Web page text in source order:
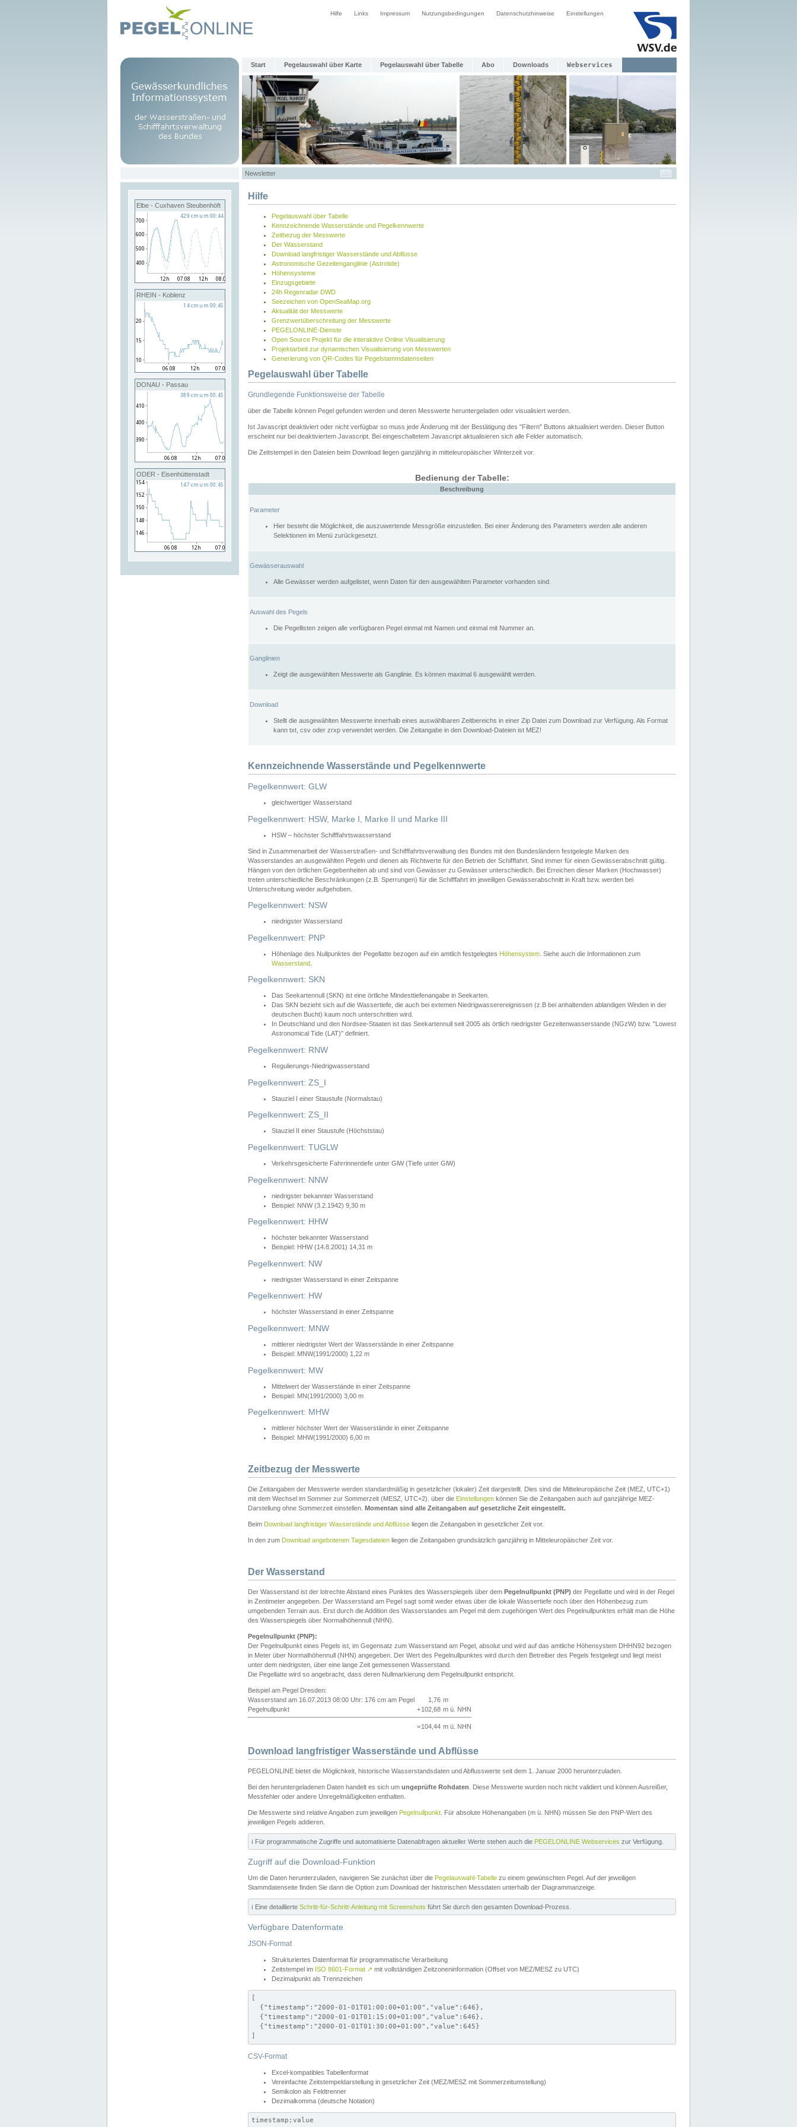
Hilfe Links Impressum Nutzungsbedingungen Datenschutzhinweise Einstellungen
Start Pegelauswahl über Karte Pegelauswahl über Tabelle Abo Downloads Webservices
Newsletter
Elbe - Cuxhaven Steubenhöft
RHEIN - Koblenz
DONAU - Passau
ODER - Eisenhüttenstadt
Hilfe
Pegelauswahl über Tabelle
Kennzeichnende Wasserstände und Pegelkennwerte
Zeitbezug der Messwerte
Der Wasserstand
Download langfristiger Wasserstände und Abflüsse
Astronomische Gezeitenganglinie (Astrotide)
Höhensysteme
Einzugsgebiete
24h Regenradar DWD
Seezeichen von OpenSeaMap.org
Aktualität der Messwerte
Grenzwertüberschreitung der Messwerte
PEGELONLINE-Dienste
Open Source Projekt für die interaktive Online Visualisierung
Projektarbeit zur dynamischen Visualisierung von Messwerten
Generierung von QR-Codes für Pegelstammdatenseiten
Pegelauswahl über Tabelle
Grundlegende Funktionsweise der Tabelle
über die Tabelle können Pegel gefunden werden und deren Messwerte heruntergeladen oder visualisiert werden.
Ist Javascript deaktiviert oder nicht verfügbar so muss jede Änderung mit der Bestätigung des "Filtern" Buttons aktualisiert werden. Dieser Button
erscheint nur bei deaktiviertem Javascript. Bei eingeschaltetem Javascript aktualisieren sich alle Felder automatisch.
Die Zeitstempel in den Dateien beim Download liegen ganzjährig in mitteleuropäischer Winterzeit vor.
Bedienung der Tabelle:
Beschreibung
Parameter
Hier besteht die Möglichkeit, die auszuwertende Messgröße einzustellen. Bei einer Änderung des Parameters werden alle anderen
Selektionen im Menü zurückgesetzt.
Gewässerauswahl
Alle Gewässer werden aufgelistet, wenn Daten für den ausgewählten Parameter vorhanden sind.
Auswahl des Pegels
Die Pegellisten zeigen alle verfügbaren Pegel einmal mit Namen und einmal mit Nummer an.
Ganglinien
Zeigt die ausgewählten Messwerte als Ganglinie. Es können maximal 6 ausgewählt werden.
Download
Stellt die ausgewählten Messwerte innerhalb eines auswählbaren Zeitbereichs in einer Zip Datei zum Download zur Verfügung. Als Format
kann txt, csv oder zrxp verwendet werden. Die Zeitangabe in den Download-Dateien ist MEZ!
Kennzeichnende Wasserstände und Pegelkennwerte
Pegelkennwert: GLW
gleichwertiger Wasserstand
Pegelkennwert: HSW, Marke I, Marke II und Marke III
HSW – höchster Schifffahrtswasserstand
Sind in Zusammenarbeit der Wasserstraßen- und Schifffahrtsverwaltung des Bundes mit den Bundesländern festgelegte Marken des
Wasserstandes an ausgewählten Pegeln und dienen als Richtwerte für den Betrieb der Schifffahrt. Sind immer für einen Gewässerabschnitt gültig.
Hängen von den örtlichen Gegebenheiten ab und sind von Gewässer zu Gewässer unterschiedlich. Bei Erreichen dieser Marken (Hochwasser)
treten unterschiedliche Beschränkungen (z.B. Sperrungen) für die Schifffahrt im jeweiligen Gewässerabschnitt in Kraft bzw. werden bei
Unterschreitung wieder aufgehoben.
Pegelkennwert: NSW
niedrigster Wasserstand
Pegelkennwert: PNP
Höhenlage des Nullpunktes der Pegellatte bezogen auf ein amtlich festgelegtes Höhensystem . Siehe auch die Informationen zum
Wasserstand
Pegelkennwert: SKN
Das Seekartennull (SKN) ist eine örtliche Mindesttiefenangabe in Seekarten.
Das SKN bezieht sich auf die Wassertiefe, die auch bei extemen Niedrigwasserereignissen (z.B bei anhaltenden ablandigen Winden in der
deutschen Bucht) kaum noch unterschritten wird.
In Deutschland und den Nordsee-Staaten ist das Seekartennull seit 2005 als örtlich niedrigster Gezeitenwasserstande (NGzW) bzw. "Lowest
Astronomical Tide (LAT)" definiert.
Pegelkennwert: RNW
Regulierungs-Niedrigwasserstand
Pegelkennwert: ZS_I
Stauziel I einer Staustufe (Normalstau)
Pegelkennwert: ZS_II
Stauziel II einer Staustufe (Höchststau)
Pegelkennwert: TUGLW
Verkehrsgesicherte Fahrrinnentiefe unter GlW (Tiefe unter GlW)
Pegelkennwert: NNW
niedrigster bekannter Wasserstand
Beispiel: NNW (3.2.1942) 9,30 m
Pegelkennwert: HHW
höchster bekannter Wasserstand
Beispiel: HHW (14.8.2001) 14,31 m
Pegelkennwert: NW
niedrigster Wasserstand in einer Zeitspanne
Pegelkennwert: HW
höchster Wasserstand in einer Zeitspanne
Pegelkennwert: MNW
mittlerer niedrigster Wert der Wasserstände in einer Zeitspanne
Beispiel: MNW(1991/2000) 1,22 m
Pegelkennwert: MW
Mittelwert der Wasserstände in einer Zeitspanne
Beispiel: MN(1991/2000) 3,00 m
Pegelkennwert: MHW
mittlerer höchster Wert der Wasserstände in einer Zeitspanne
Beispiel: MHW(1991/2000) 6,00 m
Zeitbezug der Messwerte
Die Zeitangaben der Messwerte werden standardmäßig in gesetzlicher (lokaler) Zeit dargestellt. Dies sind die Mitteleuropäische Zeit (MEZ, UTC+1)
mit dem Wechsel im Sommer zur Sommerzeit (MESZ, UTC+2). über die Einstellungen können Sie die Zeitangaben auch auf ganzjährige MEZ-
Darstellung ohne Sommerzeit einstellen. Momentan sind alle Zeitangaben auf gesetzliche Zeit eingestellt.
Beim Download langfristiger Wasserstände und Abflüsse liegen die Zeitangaben in gesetzlicher Zeit vor.
In den zum Download angebotenen Tagesdateien liegen die Zeitangaben grundsätzlich ganzjährig in Mitteleuropäischer Zeit vor.
Der Wasserstand
Der Wasserstand ist der lotrechte Abstand eines Punktes des Wasserspiegels über dem Pegelnullpunkt (PNP) der Pegellatte und wird in der Regel
in Zentimeter angegeben. Der Wasserstand am Pegel sagt somit weder etwas über die lokale Wassertiefe noch über den Höhenbezug zum
umgebenden Terrain aus. Erst durch die Addition des Wasserstandes am Pegel mit dem zugehörigen Wert des Pegelnullpunktes erhält man die Höhe
des Wasserspiegels über Normalhöhennull (NHN).
Pegelnullpunkt (PNP):
Der Pegelnullpunkt eines Pegels ist, im Gegensatz zum Wasserstand am Pegel, absolut und wird auf das amtliche Höhensystem DHHN92 bezogen
in Meter über Normalhöhennull (NHN) angegeben. Der Wert des Pegelnullpunktes wird durch den Betreiber des Pegels festgelegt und liegt meist
unter dem niedrigsten, über eine lange Zeit gemessenen Wasserstand.
Die Pegellatte wird so angebracht, dass deren Nullmarkierung dem Pegelnullpunkt entspricht.
Beispiel am Pegel Dresden:
Wasserstand am 16.07.2013 08:00 Uhr: 176 cm am Pegel
1,76 m
Pegelnullpunkt
+102,68 m ü. NHN
=104,44 m ü. NHN
Download langfristiger Wasserstände und Abflüsse
PEGELONLINE bietet die Möglichkeit, historische Wasserstandsdaten und Abflusswerte seit dem 1. Januar 2000 herunterzuladen.
Bei den heruntergeladenen Daten handelt es sich um ungeprüfte Rohdaten . Diese Messwerte wurden noch nicht validiert und können Ausreißer,
Messfehler oder andere Unregelmäßigkeiten enthalten.
Die Messwerte sind relative Angaben zum jeweiligen Pegelnullpunkt . Für absolute Höhenangaben (m ü. NHN) müssen Sie den PNP-Wert des
jeweiligen Pegels addieren.
ℹ️ Für programmatische Zugriffe und automatisierte Datenabfragen aktueller Werte stehen auch die PEGELONLINE Webservices zur Verfügung.
Zugriff auf die Download-Funktion
Um die Daten herunterzuladen, navigieren Sie zunächst über die Pegelauswahl-Tabelle zu einem gewünschten Pegel. Auf der jeweiligen
Stammdatenseite finden Sie dann die Option zum Download der historischen Messdaten unterhalb der Diagrammanzeige.
ℹ️ Eine detaillierte Schritt-für-Schritt-Anleitung mit Screenshots führt Sie durch den gesamten Download-Prozess.
Verfügbare Datenformate
JSON-Format
Strukturiertes Datenformat für programmatische Verarbeitung
Zeitstempel im ISO 8601-Format ↗ mit vollständigen Zeitzoneninformation (Offset von MEZ/MESZ zu UTC)
Dezimalpunkt als Trennzeichen
[
  {"timestamp":"2000-01-01T01:00:00+01:00","value":646},
  {"timestamp":"2000-01-01T01:15:00+01:00","value":646},
  {"timestamp":"2000-01-01T01:30:00+01:00","value":645}
]
CSV-Format
Excel-kompatibles Tabellenformat
Vereinfachte Zeitstempeldarstellung in gesetzlicher Zeit (MEZ/MESZ mit Sommerzeitumstellung)
Semikolon als Feldtrenner
Dezimalkomma (deutsche Notation)
timestamp;value